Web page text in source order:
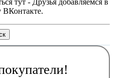
тут - Друзья добавляемся в